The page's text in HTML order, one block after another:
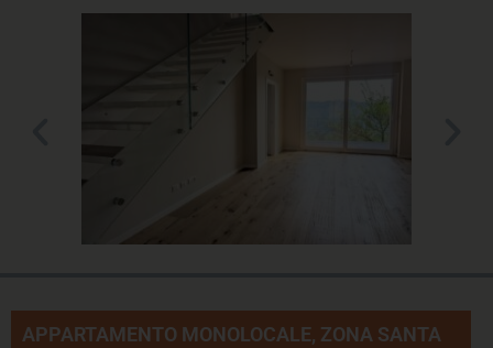
APPARTAMENTO MONOLOCALE, ZONA SANTA